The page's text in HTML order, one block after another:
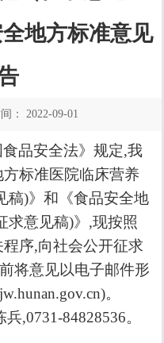
地方标准意见
： 2022-09-01
品安全法》规定,我
方标准医院临床营养
稿)》和《食品安全地
求意见稿)》,现按照
序,向社会公开征求
将意见以电子邮件形
)。
兵,0731-84828536。